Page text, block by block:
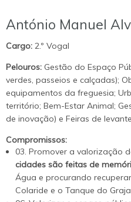
António Manuel
Cargo: 2.º Vogal
Pelouros: Gestão do Espaço
verdes, passeios e calçadas);
equipamentos da freguesia;
território; Bem-Estar Animal;
de inovação) e Feiras de
Compromissos:
03. Promover a valorização
cidades são feitas de
Água e procurando
Colaride e o Tanque do